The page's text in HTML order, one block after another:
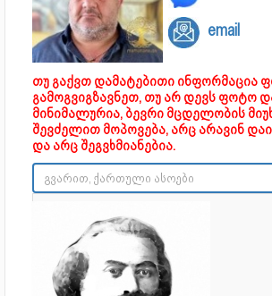
email
თუ გაქვთ დამატებითი ინფორმაცია
გამოგვიგზავნეთ, თუ არ დევს ფოტო
მინიმალურია, ბევრი მცდელობის
შევძელით მოპოვება, არც არავინ
და არც შეგვხმიანებია.